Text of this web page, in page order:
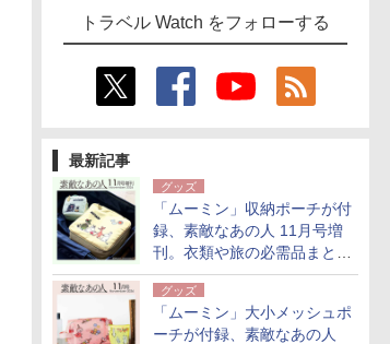
トラベル Watch をフォローする
最新記事
グッズ
「ムーミン」収納ポーチが付
録、素敵なあの人 11月号増
刊。衣類や旅の必需品まとま
る大小2個セット
グッズ
「ムーミン」大小メッシュポ
ーチが付録、素敵なあの人